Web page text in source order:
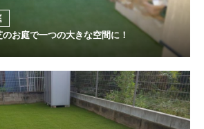
お庭で一つの大きな空間に！